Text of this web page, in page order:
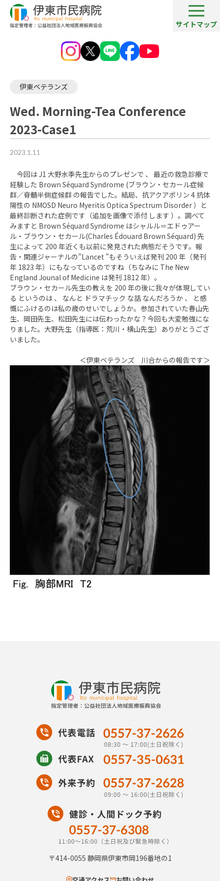
サイトマップ
Wed. Morning-Tea Conference 2023-Case1
伊東ベテランズ
Wed. Morning-Tea Conference
2023-Case1
2023.1.11
今回は J1 大野水季先生からのプレゼンで 、 最近の救急診療で
経験した Brown Séquard Syndrome (ブラウン・セカール症候
群／脊髄半側症候群 の報告でした。結局、抗アクアポリン 4 抗体
陽性の NMOSD Neuro Myeritis Optica Spectrum Disorder ）と
最終診断された症例です（追加を画像で添付 します ）。調べて
みますと Brown Séquard Syndrome はシャルル＝エドゥアー
ル・ブラウン・セカール(Charles Édouard Brown Séquard) 先
生によって 200 年近くも以前に発見された病態だそうです。報
告・関連ジャーナルの”Lancet ”もそういえば発刊 200 年（発刊
年 1823 年）にもなっているのですね（ちなみに The New
England Jounal of Medicine は発刊 1812 年）。
ブラウン・セカール先生の教えを 200 年の後に我々が体現してい
る というのは 、 なんと ドラマチック な話 なんだろうか 、 と感
慨にふけるのは私の歳のせいでしょうか。参加されていた春山先
生、岡田先生、松田先生には伝わったかな？今回も大変勉強にな
りました。大野先生（指導医：荒川・横山先生）ありがとうござ
いました。
＜伊東ベテランズ 川合からの報告です＞
〒414-0055 静岡県伊東市岡196番地の1